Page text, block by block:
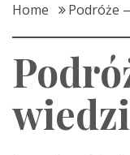
Home Podróże